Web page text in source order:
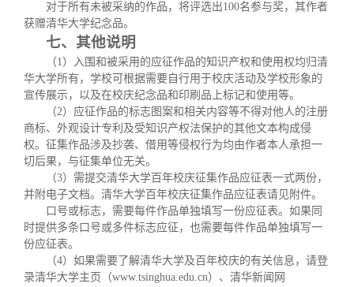
对于所有未被采纳的作品，将评选出100名参与奖，其作者
获赠清华大学纪念品。
七、其他说明
（1）入围和被采用的应征作品的知识产权和使用权均归清
华大学所有，学校可根据需要自行用于校庆活动及学校形象的
宣传展示，以及在校庆纪念品和印刷品上标记和使用等。
（2）应征作品的标志图案和相关内容等不得对他人的注册
商标、外观设计专利及受知识产权法保护的其他文本构成侵
权。征集作品涉及抄袭、借用等侵权行为均由作者本人承担一
切后果，与征集单位无关。
（3）需提交清华大学百年校庆征集作品应征表一式两份，
并附电子文档。清华大学百年校庆征集作品应征表请见附件。
口号或标志，需要每件作品单独填写一份应征表。如果同
时提供多条口号或多件标志应征，也需要每件作品单独填写一
份应征表。
（4）如果需要了解清华大学及百年校庆的有关信息，请登
录清华大学主页（www.tsinghua.edu.cn）、清华新闻网